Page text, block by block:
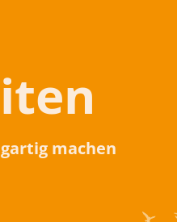
machen